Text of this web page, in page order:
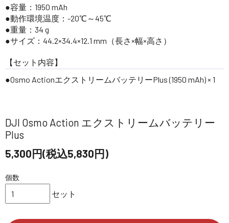
容量：1950 mAh
動作環境温度：-20℃～45℃
重量：34 g
サイズ：44.2×34.4×12.1 mm（長さ×幅×高さ）
【セット内容】
Osmo ActionエクストリームバッテリーPlus (1950 mAh) × 1
DJI Osmo Action エクストリームバッテリー
Plus
5,300円(税込5,830円)
個数
セット